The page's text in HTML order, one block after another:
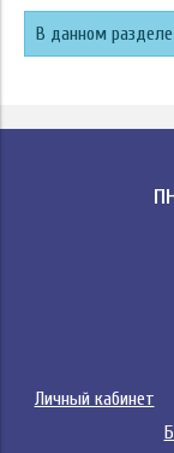
В данном
Личный кабинет